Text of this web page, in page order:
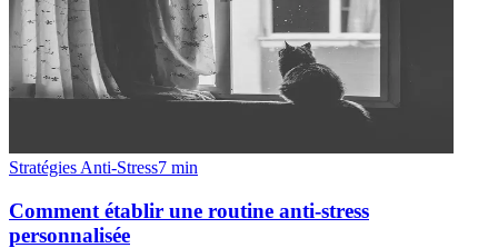
Stratégies Anti-Stress7 min
Comment établir une routine anti-stress
personnalisée